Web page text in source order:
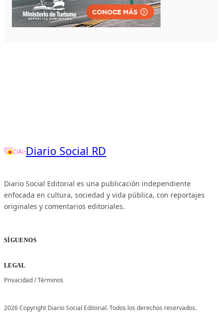
Diario Social RD
Diario Social Editorial es una publicación independiente
enfocada en cultura, sociedad y vida pública, con reportajes
originales y comentarios editoriales.
SÍGUENOS
LEGAL
Privacidad/Términos
2026 Copyright Diario Social Editorial. Todos los derechos reservados.